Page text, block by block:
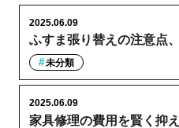
ふすま張り替えの注意点
2025.06.09
未分類
家具修理の費用を賢く抑
2025.06.09